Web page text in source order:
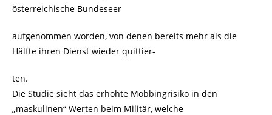
österreichische Bundeseer
aufgenommen worden, von denen bereits mehr als die
Hälfte ihren Dienst wieder quittier-
ten.
Die Studie sieht das erhöhte Mobbingrisiko in den
„maskulinen“ Werten beim Militär, welche